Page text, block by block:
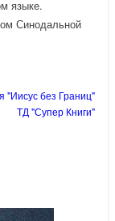
языке.
Синодальной
"Иисус без Границ"
ТД "Супер Книги"